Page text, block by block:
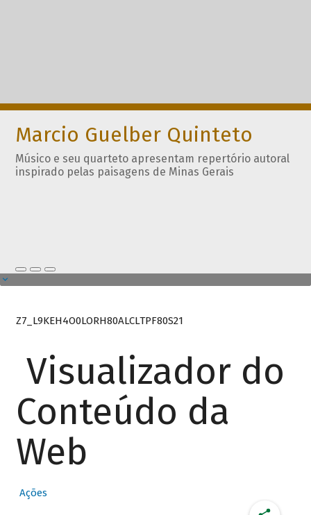
Marcio Guelber Quinteto
Músico e seu quarteto apresentam repertório autoral
inspirado pelas paisagens de Minas Gerais
Z7_L9KEH4O0LORH80ALCLTPF80S21
Visualizador do
Conteúdo da
Web
Ações